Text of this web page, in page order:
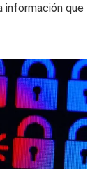
información que